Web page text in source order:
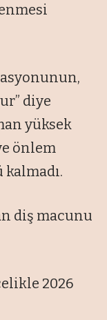
diye
yüksek
önlem
diş macunu
2026